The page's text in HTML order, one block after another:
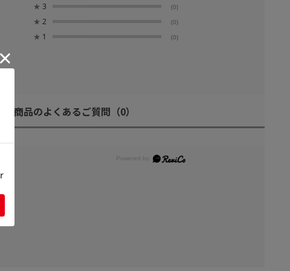
★ 3 (0)
★ 2 (0)
★ 1 (0)
商品のよくあるご質問 （0）